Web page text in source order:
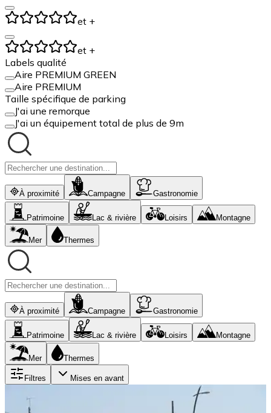
et +
et +
Labels qualité
Aire PREMIUM GREEN
Aire PREMIUM
Taille spécifique de parking
J'ai une remorque
J'ai un équipement total de plus de 9m
À proximité Campagne Gastronomie
Patrimoine Lac & rivière Loisirs Montagne
Mer Thermes
À proximité Campagne Gastronomie
Patrimoine Lac & rivière Loisirs Montagne
Mer Thermes
Filtres Mises en avant